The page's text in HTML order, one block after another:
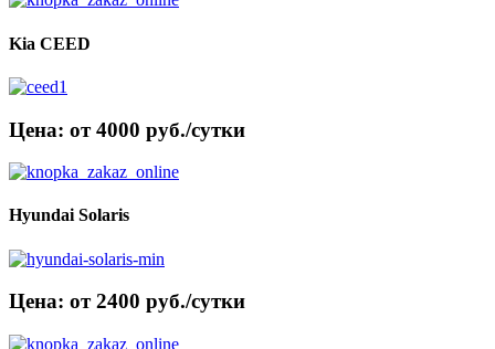
Kia CEED
Цена: от 4000 руб./сутки
Hyundai Solaris
Цена: от 2400 руб./сутки